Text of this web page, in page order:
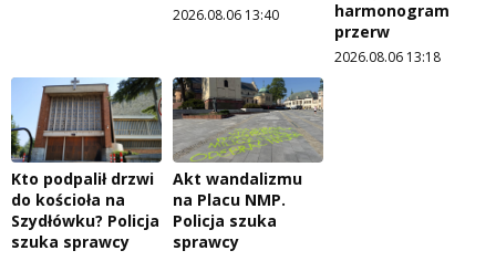
2026.08.06 13:40
harmonogram
przerw
2026.08.06 13:18
Kto podpalił drzwi
do kościoła na
Szydłówku? Policja
szuka sprawcy
Akt wandalizmu
na Placu NMP.
Policja szuka
sprawcy